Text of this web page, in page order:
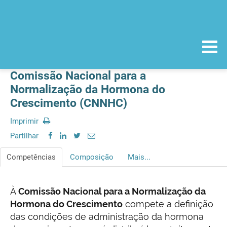
Comissão Nacional para a
Normalização da Hormona do
Crescimento (CNNHC)
Imprimir
Partilhar
Competências Composição Mais...
ÀComissão Nacional para a Normalização da
Hormona do Crescimento compete a definição
das condições de administração da hormona